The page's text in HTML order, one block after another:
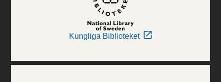
Kungliga Biblioteket